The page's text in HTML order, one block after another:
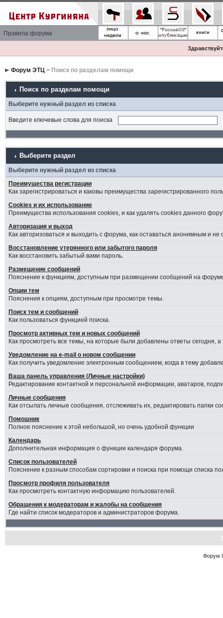
Правила форума
Форум ЭТЦ> Поиск по разделам помощи
Поиск по разделам помощи
Выберите нужный раздел из списка
Введите ключевые слова для поиска
Выберите раздел
Выберите нужный раздел из списка
Преимущества регистрации
Как зарегистрироваться и каковы преимущества зарегистрированного
Cookies и их использование
Преимущества использования cookies, и как удалять cookies данного
Авторизация и выход
Как авторизоваться и выходить с форума, как оставаться анонимным и
Восстановление утерянного или забытого пароля
Как восстановить забытый вами пароль.
Размещение сообщений
Пояснение к функциям, доступным при размещении сообщений на
Опции тем
Пояснения к опциям, доступным при просмотре темы.
Поиск тем и сообщений
Как пользоваться функцией поиска.
Просмотр активных тем и новых сообщений
Как просмотреть все темы, на которые были добавлены ответы сегодня,
Уведомление на е-mail о новом сообщении
Как получить уведомление электронным сообщением, когда в тему
Ваша панель управления (Личные настройки)
Редактирование контактной и персональной информации, аватаров,
Личные сообщения
Как отсылать личные сообщения, отслеживать их, редактировать папки
Помошник
Полное пояснение к этой небольшой, но очень удобной функции
Календарь
Дополнительная информация о функции календаря форума.
Список пользователей
Пояснение к разным способам сортировки и поиска при помощи списка
Просмотр профиля пользователя
Как просмотреть контактную информацию пользователей.
Обращения к модераторам и жалобы на сообщения
Где найти список модераторов и администраторов форума.
Форум